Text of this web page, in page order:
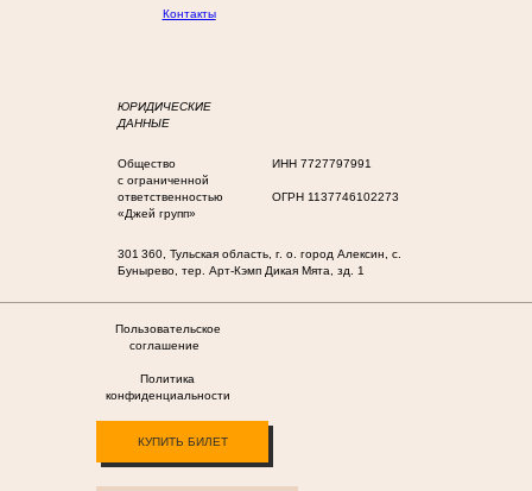
Контакты
ЮРИДИЧЕСКИЕ
ДАННЫЕ
Общество
с ограниченной
ответственностью
«Джей групп»
ИНН 7727797991
ОГРН 1137746102273
301 360, Тульская область, г. о. город Алексин, с.
Бунырево, тер. Арт-Кэмп Дикая Мята, зд. 1
Пользовательское
соглашение
Политика
конфиденциальности
КУПИТЬ БИЛЕТ